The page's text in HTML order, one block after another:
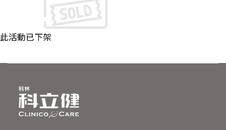
此活動已下架